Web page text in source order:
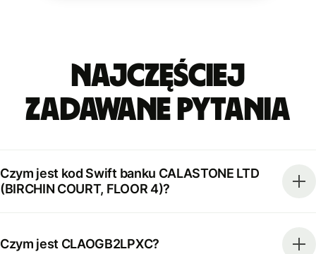
Najczęściej
zadawane pytania
Czym jest kod Swift banku CALASTONE LTD
(BIRCHIN COURT, FLOOR 4)?
Czym jest CLAOGB2LPXC?